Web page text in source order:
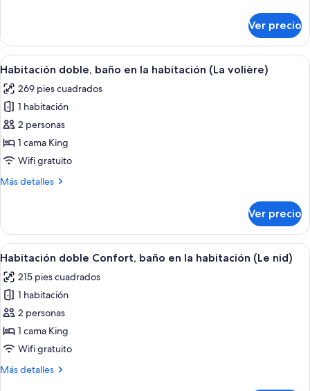
habitación
(Le
refuge)
doble
estándar,
baño
la
habitación
(Le
refuge)
Ver precio
Abrir
todas
las
fotos
de
Habitación
doble,
en
(La
volière)
Un dormitorio con una cama grande,
4
Habitación doble, baño en la habitación (La volière)
269 pies cuadrados
1 habitación
2 personas
1 cama King
Wifi gratuito
Más detalles
Más
doble,
baño
en
habitación
(La
volière)
Ver precio
Abrir
todas
las
fotos
de
Habitación
doble
baño
Un dormitorio acogedor en el ático
3
Habitación doble Confort, baño en la habitación (Le nid)
215 pies cuadrados
1 habitación
2 personas
1 cama King
Wifi gratuito
Más detalles
Más